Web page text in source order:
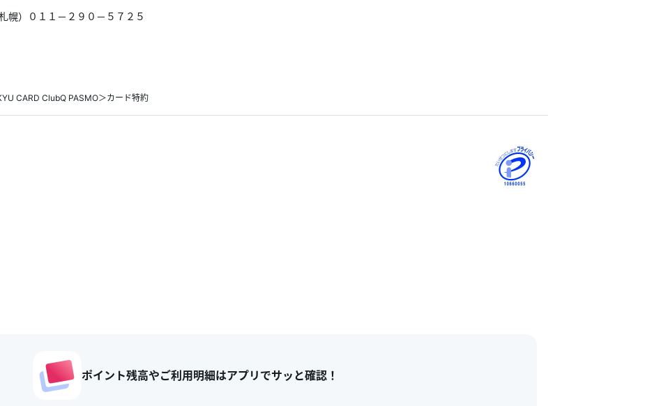
幌）０１１－２９０－５７２５
CARD ClubQ PASMO＞カード特約
ポイント残高やご利用明細はアプリでサッと確認！